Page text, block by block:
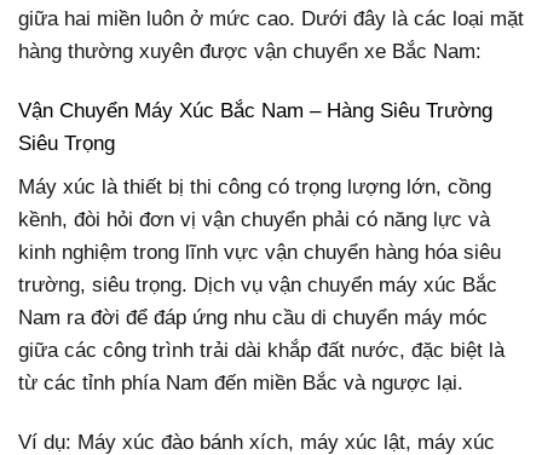
giữa hai miền luôn ở mức cao. Dưới đây là các loại mặt
hàng thường xuyên được vận chuyển xe Bắc Nam:
Vận Chuyển Máy Xúc Bắc Nam – Hàng Siêu Trường
Siêu Trọng
Máy xúc là thiết bị thi công có trọng lượng lớn, cồng
kềnh, đòi hỏi đơn vị vận chuyển phải có năng lực và
kinh nghiệm trong lĩnh vực vận chuyển hàng hóa siêu
trường, siêu trọng. Dịch vụ vận chuyển máy xúc Bắc
Nam ra đời để đáp ứng nhu cầu di chuyển máy móc
giữa các công trình trải dài khắp đất nước, đặc biệt là
từ các tỉnh phía Nam đến miền Bắc và ngược lại.
Ví dụ: Máy xúc đào bánh xích, máy xúc lật, máy xúc